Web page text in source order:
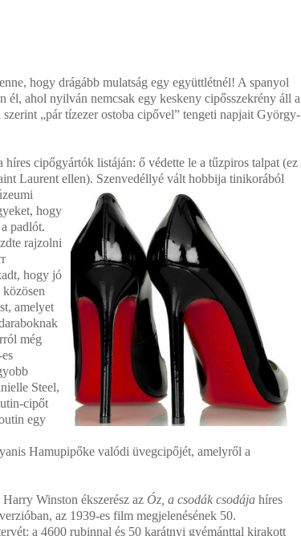
hogy drágább mulatság egy együttlétnél! A spanyol
él, ahol nyilván nemcsak egy keskeny cipősszekrény áll a
„pár tízezer ostoba cipővel” tengeti napjait György-
cipőgyártók listáján: ő védette le a tűzpiros talpat (ez
Laurent ellen). Szenvedéllyé vált hobbija tinikorából
hogy
padlót.
rajzolni
hogy jó
amelyet
még
Steel,
cipőt
egy
Hamupipőke valódi üvegcipőjét, amelyről a
Winston ékszerész az Óz, a csodák csodája híres
az 1939-es film megjelenésének 50.
a 4600 rubinnal és 50 karátnyi gyémánttal kirakott